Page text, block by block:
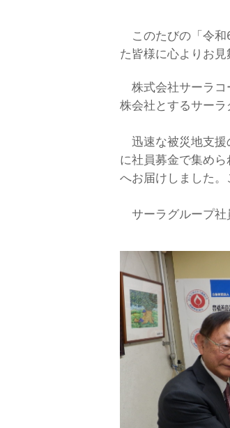
このたびの「令和
た皆様に心よりお見
株式会社サーラコ
株会社とするサー
迅速な被災地支援
に社員募金で集め
へお届けしました。
サーラグループ社